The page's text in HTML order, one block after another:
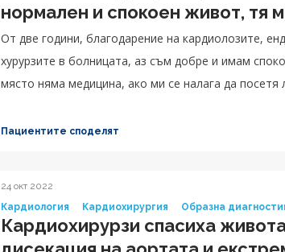
нормален и спокоен живот, тя
От две години, благодарение на кардиолозите,
хурурзите в болницата, аз съм добре и имам
място няма медицина, ако ми се налага да посетя
болници, професионално се работи само там.“,
Пациентите споделят
24 окт 2022
Кардиология
Кардиохирургия Образна
Кардиохирурзи спасиха